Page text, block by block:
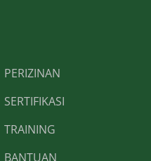
PERIZINAN
SERTIFIKASI
TRAINING
BANTUAN